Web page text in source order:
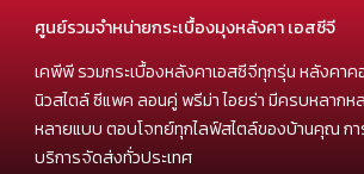
ศูนย์รวมจำหน่ายกระเบื้องมุงหลังคา เอสซีจี
เคพีพี รวมกระเบื้องหลังคาเอสซีจีทุกรุ่น หลังคาค
นิวสไตล์ ซีแพค ลอนคู่ พรีม่า ไอยร่า มีครบหลาก
หลายแบบ ตอบโจทย์ทุกไลฟ์สไตล์ของบ้านคุณ ก
บริการจัดส่งทั่วประเทศ